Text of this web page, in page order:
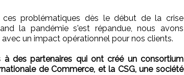
problématiques dès le début de la crise
la pandémie s'est répandue, nous avons
un impact opérationnel pour nos clients.
à des partenaires qui ont créé un consortium
de Commerce, et la CSG, une société